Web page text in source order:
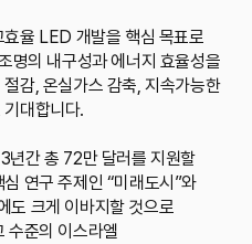
율 LED 개발을 핵심 목표로
명의 내구성과 에너지 효율성을
감, 온실가스 감축, 지속가능한
대합니다.
년간 총 72만 달러를 지원할
연구 주제인 “미래도시”와
도 크게 이바지할 것으로
수준의 이스라엘